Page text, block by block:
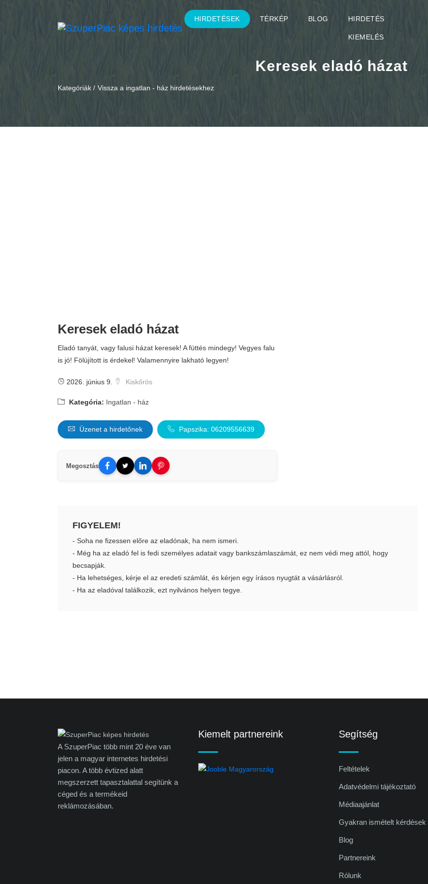
HIRDETÉSEK TÉRKÉP BLOG HIRDETÉS
KIEMELÉS
Keresek eladó házat
Kategóriák / Vissza a ingatlan - ház hirdetésekhez
Keresek eladó házat
Eladó tanyát, vagy falusi házat keresek! A füttés mindegy! Vegyes falu
is jó! Fölújított is érdekel! Valamennyire lakható legyen!
2026. június 9. Kiskőrös
Kategória: Ingatlan - ház
Üzenet a hirdetőnek Papszika: 06209556639
Megosztás
FIGYELEM!
- Soha ne fizessen előre az eladónak, ha nem ismeri.
- Még ha az eladó fel is fedi személyes adatait vagy bankszámlaszámát, ez nem védi meg attól, hogy
becsapják.
- Ha lehetséges, kérje el az eredeti számlát, és kérjen egy írásos nyugtát a vásárlásról.
- Ha az eladóval találkozik, ezt nyilvános helyen tegye.
A SzuperPiac több mint 20 éve van
jelen a magyar internetes hirdetési
piacon. A több évtized alatt
megszerzett tapasztalattal segítünk a
céged és a termékeid
reklámozásában.
Kiemelt partnereink Segítség
Feltételek
Adatvédelmi tájékoztató
Médiaajánlat
Gyakran ismételt kérdések
Blog
Partnereink
Rólunk